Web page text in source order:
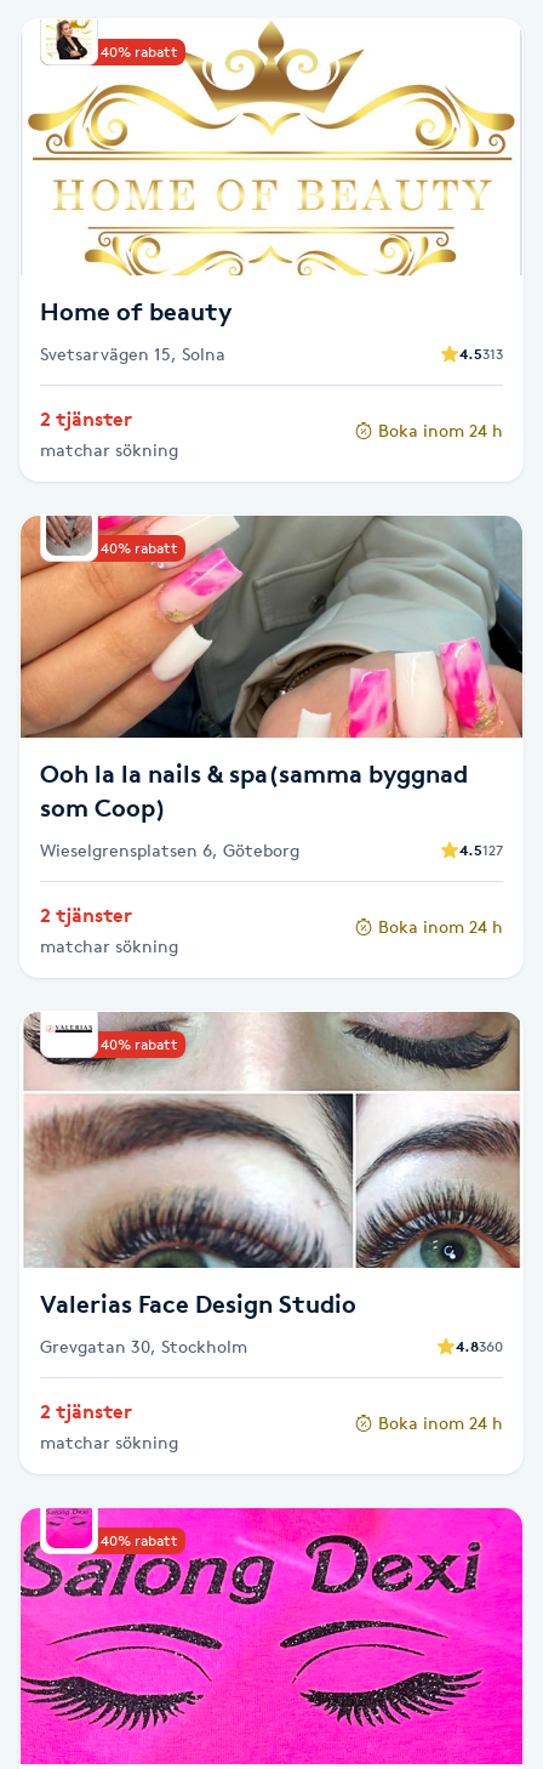
Extensions borttagning
Eyeliner-tatuering
Face framing
Faceliftmassage
Fet hårbotten
Fettreducering
Fillers
Fotmassage
Fotsvamp
Fotvård
Fransar
Fransborttagning
Fransfärgning
Fransförlängning
Fransförlängning Megavolym
Fransförlängning Volym
Fransk manikyr
Fransrengöring
Frekvensterapi
Friskvård
Friskvårdsmassage
Frisör
Funktionsanalys
Färgning
Upp till 40% rabatt
Home of beauty
Svetsarvägen 15, Solna 4.5313
2 tjänster
matchar sökning
Boka inom 24 h
Upp till 40% rabatt
Ooh la la nails & spa(samma byggnad
som Coop)
Wieselgrensplatsen 6, Göteborg 4.5127
2 tjänster
matchar sökning
Boka inom 24 h
Upp till 40% rabatt
Valerias Face Design Studio
Grevgatan 30, Stockholm 4.8360
2 tjänster
matchar sökning
Boka inom 24 h
Upp till 40% rabatt